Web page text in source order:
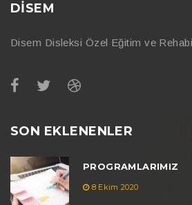
DİSEM
Disem Disleksi Özel Eğitim ve
SON EKLENENLER
PROGRAMLARIMIZ
8 Ekim 2020